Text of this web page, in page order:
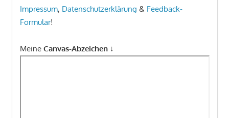
Impressum, Datenschutzerklärung & Feedback-
Formular!
Meine Canvas-Abzeichen↓